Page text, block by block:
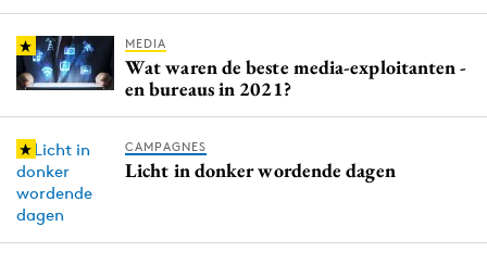
MEDIA
Wat waren de beste media-exploitanten -
en bureaus in 2021?
CAMPAGNES
Licht in donker wordende dagen